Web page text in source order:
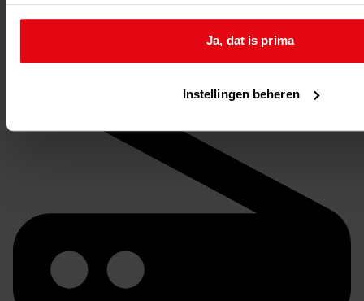
Ja, dat is prima
Instellingen beheren
Op de aangegeven reserveringsdatum liggen de
stukken om 9.30 uur voor u klaar.